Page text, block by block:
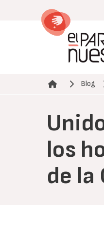
Ruta de
Blog
los
de la